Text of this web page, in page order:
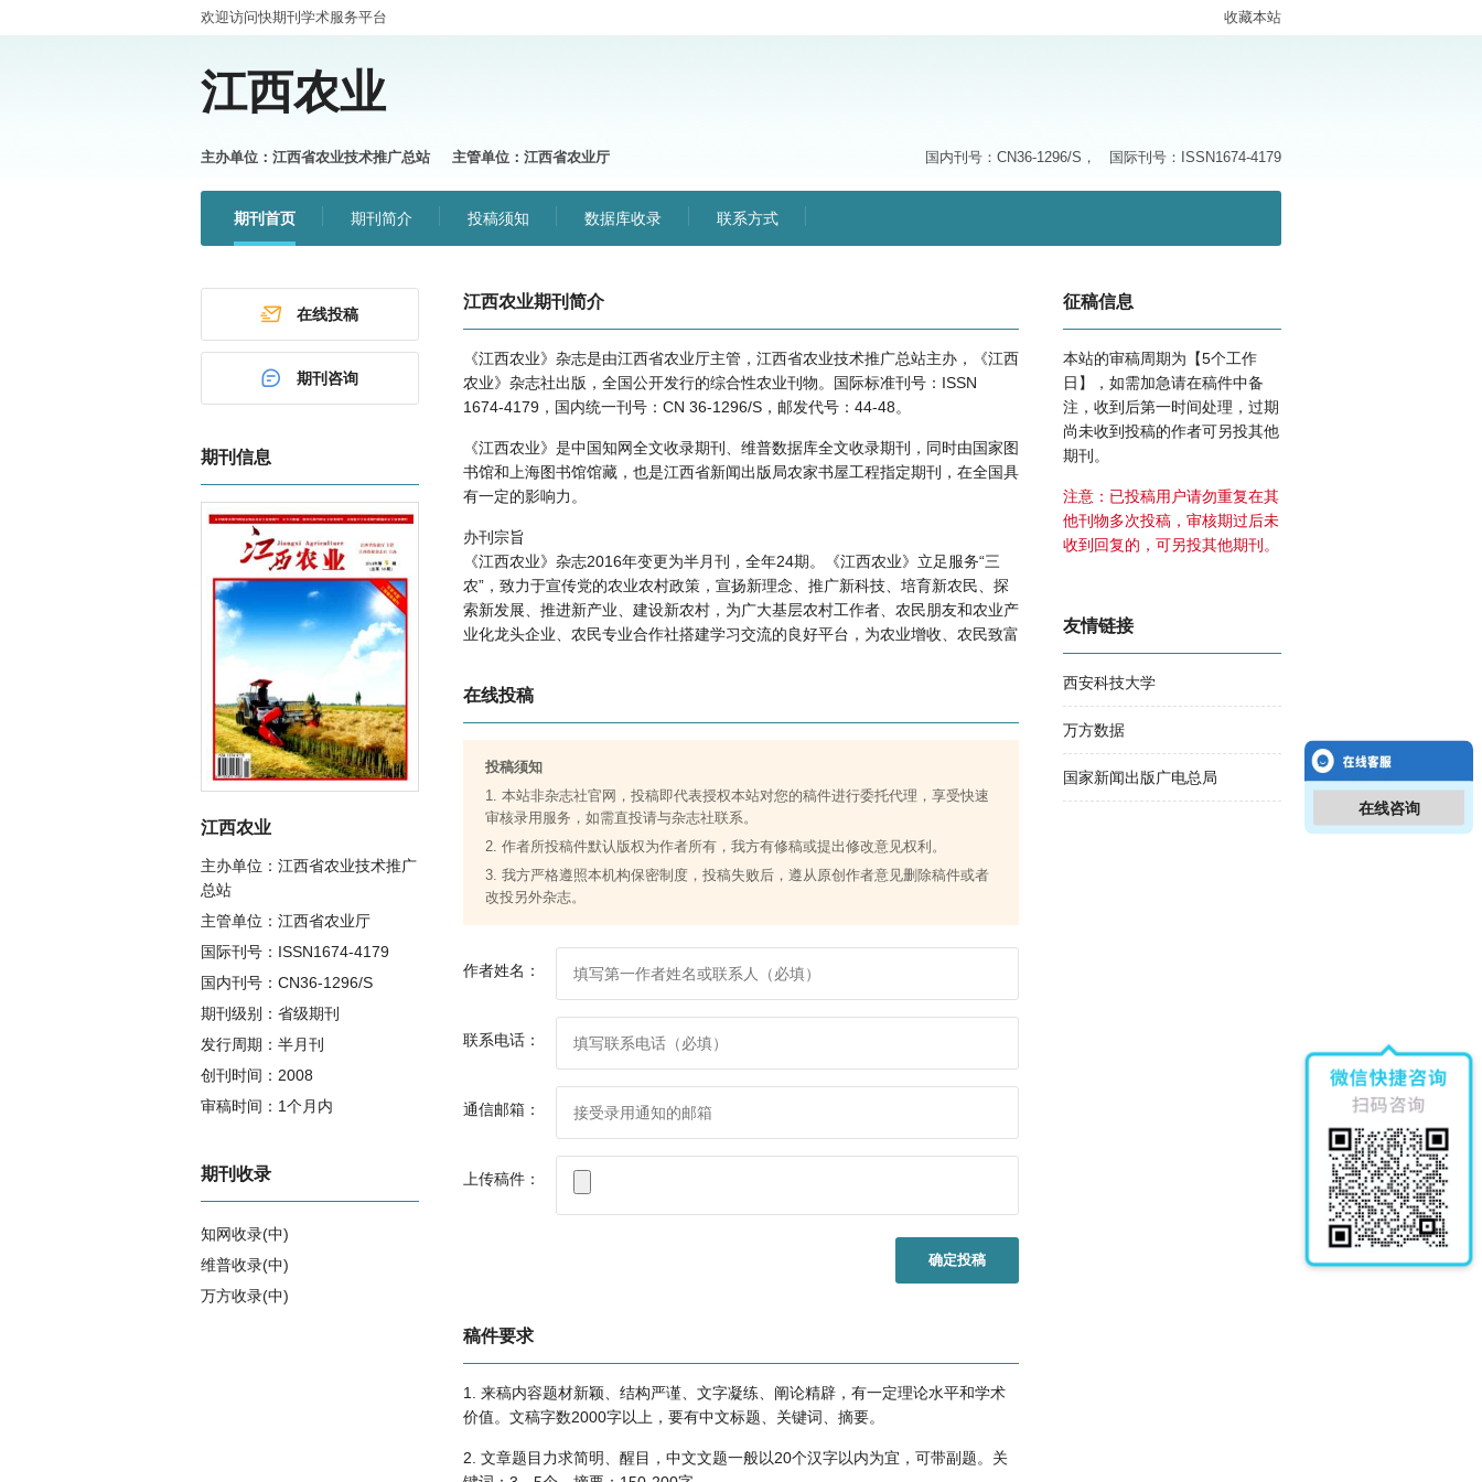
欢迎访问快期刊学术服务平台 收藏本站
江西农业
主办单位：江西省农业技术推广总站 主管单位：江西省农业厅 国内刊号：CN36-1296/S， 国际刊号：ISSN1674-4179
期刊首页 期刊简介 投稿须知 数据库收录 联系方式
在线投稿
期刊咨询
期刊信息
江西农业
主办单位：江西省农业技术推广
总站
主管单位：江西省农业厅
国际刊号：ISSN1674-4179
国内刊号：CN36-1296/S
期刊级别：省级期刊
发行周期：半月刊
创刊时间：2008
审稿时间：1个月内
期刊收录
知网收录(中)
维普收录(中)
万方收录(中)
江西农业期刊简介
《江西农业》杂志是由江西省农业厅主管，江西省农业技术推广总站主办，《江西
农业》杂志社出版，全国公开发行的综合性农业刊物。国际标准刊号：ISSN
1674-4179，国内统一刊号：CN 36-1296/S，邮发代号：44-48。
《江西农业》是中国知网全文收录期刊、维普数据库全文收录期刊，同时由国家图
书馆和上海图书馆馆藏，也是江西省新闻出版局农家书屋工程指定期刊，在全国具
有一定的影响力。
办刊宗旨
《江西农业》杂志2016年变更为半月刊，全年24期。《江西农业》立足服务“三
农”，致力于宣传党的农业农村政策，宣扬新理念、推广新科技、培育新农民、探
索新发展、推进新产业、建设新农村，为广大基层农村工作者、农民朋友和农业产
业化龙头企业、农民专业合作社搭建学习交流的良好平台，为农业增收、农民致富
栏目
2.景观农业（花卉种植等方面文章）
3.畜牧兽医（畜牧养殖、兽医等方面文章）
4.加工贮藏（中草药加工、农作作物加工贮藏）
5.农业气象（农业气候，气象等方面文章）
7.农业资源与环境（农业环境治理、农业能源等方面的文章）
8.新型农业（特色农业、新兴农业、互联网农业等方面文章）
（1）来稿通过E-mail或其它方式将电子版发至杂志社邮箱，每篇文章（包括图
（2）投稿应注明作者详细联系方式：工作单位、地址、邮编、联系电话及E-mail
（3）本刊审稿期为1周，在此期间请勿一稿多投，若1周内未收到本刊通知，作者
可自行处理稿件。请自留底稿，稿件未被录用，恕不退稿。
（4）各种基金资助项目文章，请注明项目名称及项目编号，此类文章优先录用。
据库，如作者不同意编入以上数据库，在投搞时注明。
（6）本刊对所录稿件有编辑处理及摘要发表的权利，作者如不同意请事先声明。
（7）文章内容严禁抄袭、剽窃，作者来稿文责自负。
在线投稿
投稿须知
1. 本站非杂志社官网，投稿即代表授权本站对您的稿件进行委托代理，享受快速
审核录用服务，如需直投请与杂志社联系。
2. 作者所投稿件默认版权为作者所有，我方有修稿或提出修改意见权利。
3. 我方严格遵照本机构保密制度，投稿失败后，遵从原创作者意见删除稿件或者
改投另外杂志。
作者姓名：
联系电话：
通信邮箱：
上传稿件：
确定投稿
稿件要求
1. 来稿内容题材新颖、结构严谨、文字凝练、阐论精辟，有一定理论水平和学术
价值。文稿字数2000字以上，要有中文标题、关键词、摘要。
2. 文章题目力求简明、醒目，中文文题一般以20个汉字以内为宜，可带副题。关
征稿信息
本站的审稿周期为【5个工作
日】，如需加急请在稿件中备
注，收到后第一时间处理，过期
尚未收到投稿的作者可另投其他
期刊。
注意：已投稿用户请勿重复在其
他刊物多次投稿，审核期过后未
收到回复的，可另投其他期刊。
友情链接
西安科技大学
万方数据
国家新闻出版广电总局
在线咨询